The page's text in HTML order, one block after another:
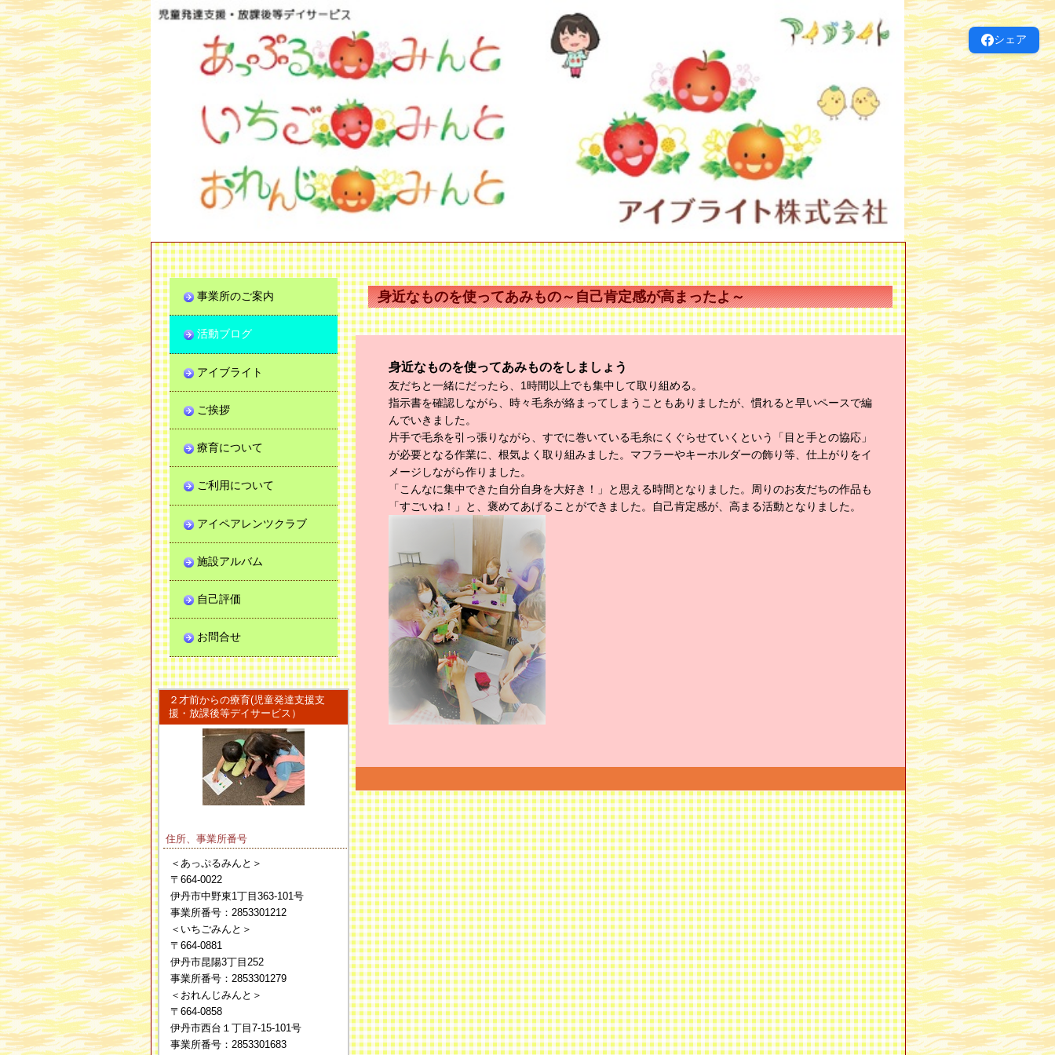
シェア
身近なものを使ってあみもの～自己肯定感が高まったよ～
身近なものを使ってあみものをしましょう
友だちと一緒にだったら、1時間以上でも集中して取り組める。
指示書を確認しながら、時々毛糸が絡まってしまうこともありましたが、慣れると早いペースで編
んでいきました。
片手で毛糸を引っ張りながら、すでに巻いている毛糸にくぐらせていくという「目と手との協応」
が必要となる作業に、根気よく取り組みました。マフラーやキーホルダーの飾り等、仕上がりをイ
メージしながら作りました。
「こんなに集中できた自分自身を大好き！」と思える時間となりました。周りのお友だちの作品も
「すごいね！」と、褒めてあげることができました。自己肯定感が、高まる活動となりました。
事業所のご案内
活動ブログ
アイブライト
ご挨拶
療育について
ご利用について
アイペアレンツクラブ
施設アルバム
自己評価
お問合せ
２才前からの療育(児童発達支援支
援・放課後等デイサービス）
住所、事業所番号
＜あっぷるみんと＞
〒664-0022
伊丹市中野東1丁目363-101号
事業所番号：2853301212
＜いちごみんと＞
〒664-0881
伊丹市昆陽3丁目252
事業所番号：2853301279
＜おれんじみんと＞
〒664-0858
伊丹市西台１丁目7-15-101号
事業所番号：2853301683